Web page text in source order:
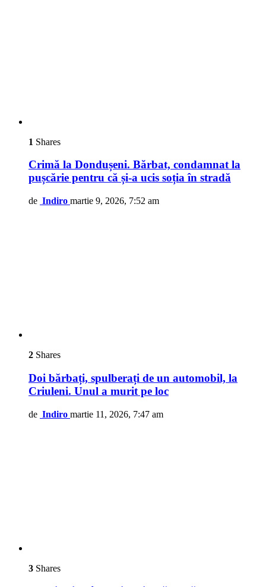
1 Shares
Crimă la Dondușeni. Bărbat, condamnat la
pușcărie pentru că și-a ucis soția în stradă
de Indiro martie 9, 2026, 7:52 am
2 Shares
Doi bărbați, spulberați de un automobil, la
Criuleni. Unul a murit pe loc
de Indiro martie 11, 2026, 7:47 am
3 Shares